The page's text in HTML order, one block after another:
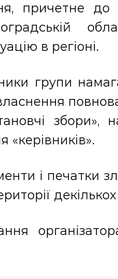
причетне до
в регіоні.
групи
збори»,
і печатки